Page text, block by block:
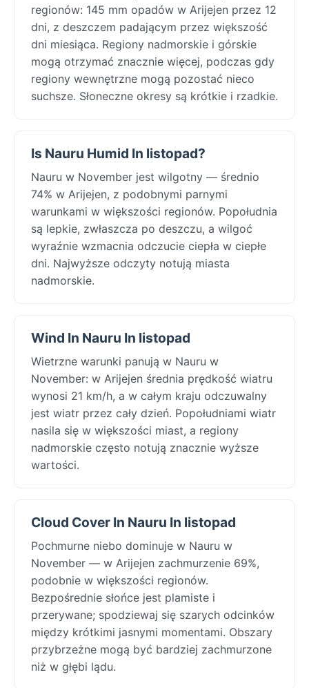
regionów: 145 mm opadów w Arijejen przez 12
dni, z deszczem padającym przez większość
dni miesiąca. Regiony nadmorskie i górskie
mogą otrzymać znacznie więcej, podczas gdy
regiony wewnętrzne mogą pozostać nieco
suchsze. Słoneczne okresy są krótkie i rzadkie.
Is Nauru Humid In listopad?
Nauru w November jest wilgotny — średnio
74% w Arijejen, z podobnymi parnymi
warunkami w większości regionów. Popołudnia
są lepkie, zwłaszcza po deszczu, a wilgoć
wyraźnie wzmacnia odczucie ciepła w ciepłe
dni. Najwyższe odczyty notują miasta
nadmorskie.
Wind In Nauru In listopad
Wietrzne warunki panują w Nauru w
November: w Arijejen średnia prędkość wiatru
wynosi 21 km/h, a w całym kraju odczuwalny
jest wiatr przez cały dzień. Popołudniami wiatr
nasila się w większości miast, a regiony
nadmorskie często notują znacznie wyższe
wartości.
Cloud Cover In Nauru In listopad
Pochmurne niebo dominuje w Nauru w
November — w Arijejen zachmurzenie 69%,
podobnie w większości regionów.
Bezpośrednie słońce jest plamiste i
przerywane; spodziewaj się szarych odcinków
między krótkimi jasnymi momentami. Obszary
przybrzeżne mogą być bardziej zachmurzone
niż w głębi lądu.